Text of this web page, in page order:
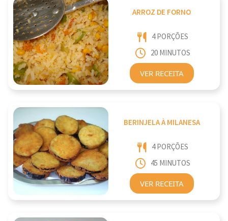
ARROZ DE FORNO
4 PORÇÕES
20 MINUTOS
VER RECEITA
BERINJELA À MILANESA
4 PORÇÕES
45 MINUTOS
VER RECEITA